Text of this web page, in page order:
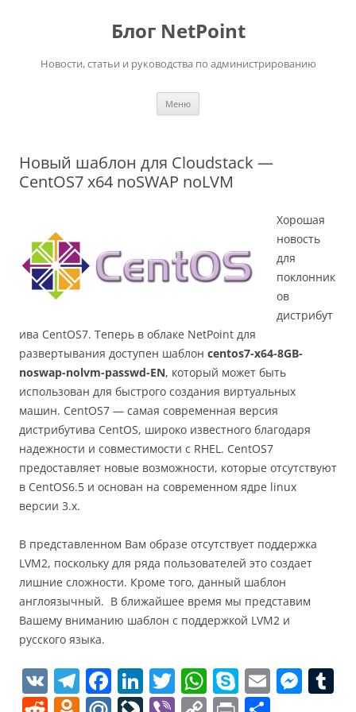
Блог NetPoint
Новости, статьи и руководства по администрированию
Меню
Новый шаблон для Cloudstack —
CentOS7 x64 noSWAP noLVM
Хорошая
новость
для
поклонник
ов
дистрибут
ива CentOS7. Теперь в облаке NetPoint для
развертывания доступен шаблон centos7-x64-8GB-
noswap-nolvm-passwd-EN, который может быть
использован для быстрого создания виртуальных
машин. CentOS7 — самая современная версия
дистрибутива CentOS, широко известного благодаря
надежности и совместимости с RHEL. CentOS7
предоставляет новые возможности, которые отсутствуют
в CentOS6.5 и основан на современном ядре linux
версии 3.x.
В представленном Вам образе отсутствует поддержка
LVM2, поскольку для ряда пользователей это создает
лишние сложности. Кроме того, данный шаблон
англоязычный. В ближайшее время мы представим
Вашему вниманию шаблон с поддержкой LVM2 и
русского языка.
V T F Li T W S E M